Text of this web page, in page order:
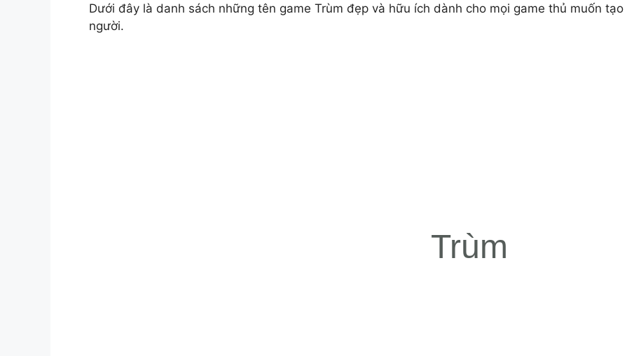
Dưới đây là danh sách những tên game Trùm đẹp và hữu ích dành cho mọi game thủ muốn
người.